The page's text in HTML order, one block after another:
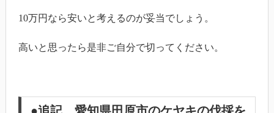
10万円なら安いと考えるのが妥当でしょう。
高いと思ったら是非ご自分で切ってください。